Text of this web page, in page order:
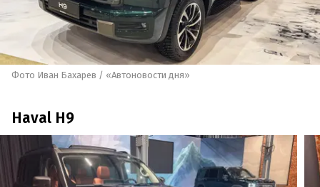
Фото Иван Бахарев / «Автоновости дня»
Haval H9